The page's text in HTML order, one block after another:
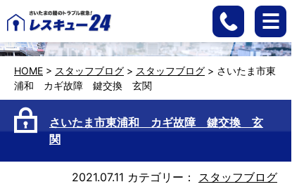
HOME > スタッフブログ > スタッフブログ > さいたま市東
浦和 カギ故障 鍵交換 玄関
さいたま市東浦和 カギ故障 鍵交換 玄
関
2021.07.11 カテゴリー： スタッフブログ